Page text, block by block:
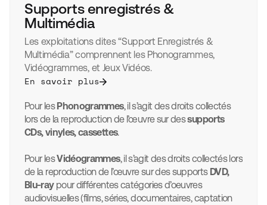
Supports enregistrés &
Multimédia
Les exploitations dites “Support Enregistrés &
Multimédia” comprennent les Phonogrammes,
Vidéogrammes, et Jeux Vidéos.
En savoir plus
Pour lesPhonogrammes, il s’agit des droits collectés
lors de la reproduction de l’œuvre sur dessupports
CDs, vinyles, cassettes.
Pour lesVidéogrammes, il s’agit des droits collectés lors
de la reproduction de l’œuvre sur des supports DVD,
Blu-raypour différentes catégories d’oeuvres
audiovisuelles (films, séries, documentaires, captation